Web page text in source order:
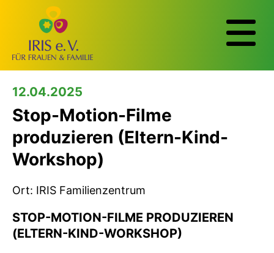
12.04.2025
Stop-Motion-Filme
produzieren (Eltern-Kind-
Workshop)
Ort: IRIS Familienzentrum
STOP-MOTION-FILME PRODUZIEREN
(ELTERN-KIND-WORKSHOP)